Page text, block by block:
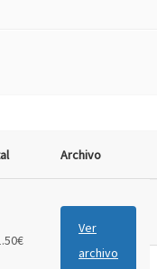
Archivo
Ver
archivo